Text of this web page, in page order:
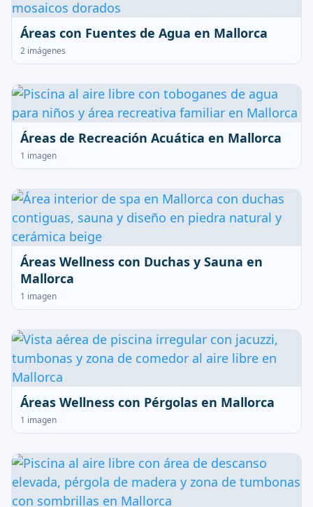
Áreas con Fuentes de Agua en Mallorca
2 imágenes
Áreas de Recreación Acuática en Mallorca
1 imagen
Áreas Wellness con Duchas y Sauna en
Mallorca
1 imagen
Áreas Wellness con Pérgolas en Mallorca
1 imagen